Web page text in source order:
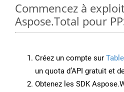
Commencez à
Aspose.Total pour
Créez un compte sur
un quota d’API gratuit et
Obtenez les SDK